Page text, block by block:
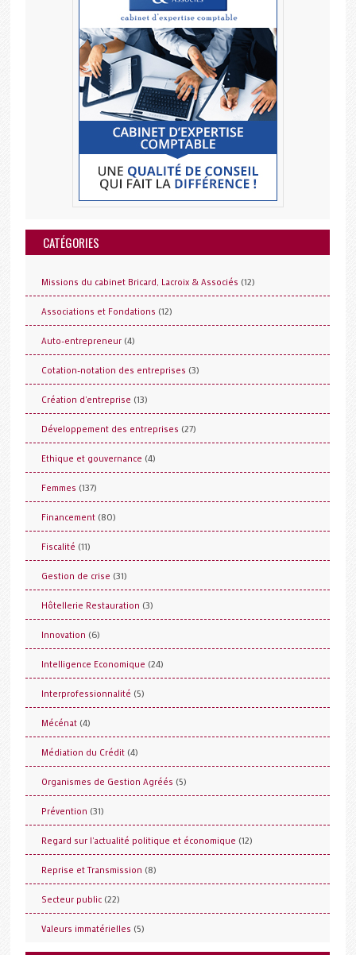
CATÉGORIES
Missions du cabinet Bricard, Lacroix & Associés (12)
Associations et Fondations (12)
Auto-entrepreneur (4)
Cotation-notation des entreprises (3)
Création d'entreprise (13)
Développement des entreprises (27)
Ethique et gouvernance (4)
Femmes (137)
Financement (80)
Fiscalité (11)
Gestion de crise (31)
Hôtellerie Restauration (3)
Innovation (6)
Intelligence Economique (24)
Interprofessionnalité (5)
Mécénat (4)
Médiation du Crédit (4)
Organismes de Gestion Agréés (5)
Prévention (31)
Regard sur l'actualité politique et économique (12)
Reprise et Transmission (8)
Secteur public (22)
Valeurs immatérielles (5)